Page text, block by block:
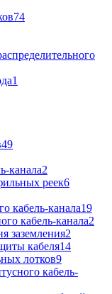
74
1
49
канала2
реек6
кабель-канала19
кабель-канала2
заземления2
кабеля14
лотков9
кабель-